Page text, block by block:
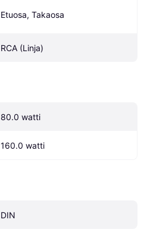
Etuosa, Takaosa
RCA (Linja)
80.0 watti
160.0 watti
DIN